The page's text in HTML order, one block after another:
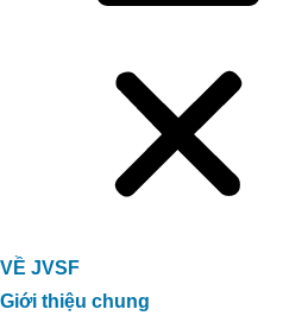
VỀ JVSF
Giới thiệu chung